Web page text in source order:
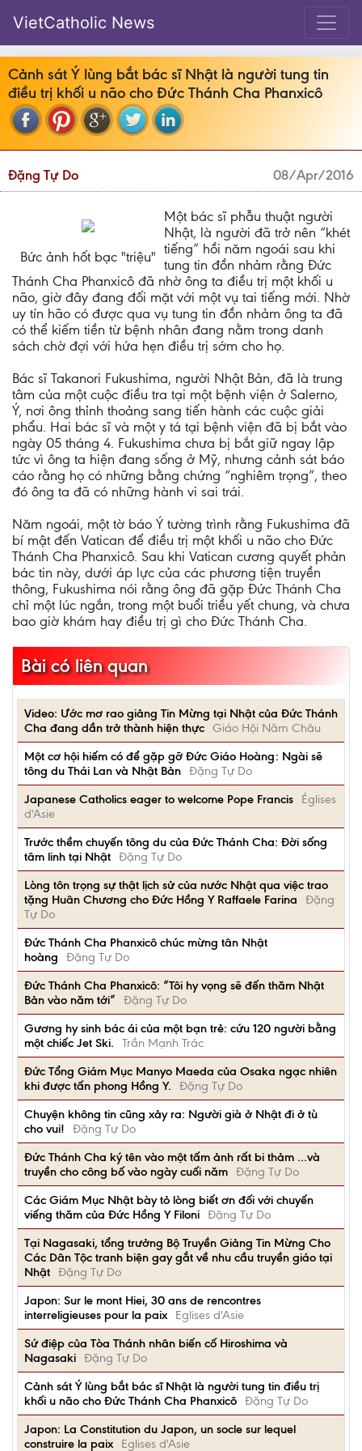
VietCatholic News
Cảnh sát Ý lùng bắt bác sĩ Nhật là người tung tin
điều trị khối u não cho Đức Thánh Cha Phanxicô
Đặng Tự Do 08/Apr/2016
Bức ảnh hốt bạc "triệu"
Một bác sĩ phẫu thuật người
Nhật, là người đã trở nên “khét
tiếng” hồi năm ngoái sau khi
tung tin đồn nhảm rằng Đức
Thánh Cha Phanxicô đã nhờ ông ta điều trị một khối u
não, giờ đây đang đối mặt với một vụ tai tiếng mới. Nhờ
uy tín hão có được qua vụ tung tin đồn nhảm ông ta đã
có thể kiếm tiền từ bệnh nhân đang nằm trong danh
sách chờ đợi với hứa hẹn điều trị sớm cho họ.
Bác sĩ Takanori Fukushima, người Nhật Bản, đã là trung
tâm của một cuộc điều tra tại một bệnh viện ở Salerno,
Ý, nơi ông thỉnh thoảng sang tiến hành các cuộc giải
phẩu. Hai bác sĩ và một y tá tại bệnh viện đã bị bắt vào
ngày 05 tháng 4. Fukushima chưa bị bắt giữ ngay lập
tức vì ông ta hiện đang sống ở Mỹ, nhưng cảnh sát báo
cáo rằng họ có những bằng chứng “nghiêm trọng”, theo
đó ông ta đã có những hành vi sai trái.
Năm ngoái, một tờ báo Ý tường trình rằng Fukushima đã
bí mật đến Vatican để điều trị một khối u não cho Đức
Thánh Cha Phanxicô. Sau khi Vatican cương quyết phản
bác tin này, dưới áp lực của các phương tiện truyền
thông, Fukushima nói rằng ông đã gặp Đức Thánh Cha
chỉ một lúc ngắn, trong một buổi triều yết chung, và chưa
bao giờ khám hay điều trị gì cho Đức Thánh Cha.
Bài có liên quan
Video: Ước mơ rao giảng Tin Mừng tại Nhật của Đức Thánh
Cha đang dần trở thành hiện thực Giáo Hội Năm Châu
Một cơ hội hiếm có để gặp gỡ Đức Giáo Hoàng: Ngài sẽ
tông du Thái Lan và Nhật Bản Đặng Tự Do
Japanese Catholics eager to welcome Pope Francis
Églises
d'Asie
Trước thềm chuyến tông du của Đức Thánh Cha: Đời sống
tâm linh tại Nhật Đặng Tự Do
Lòng tôn trọng sự thật lịch sử của nước Nhật qua việc trao
tặng Huân Chương cho Đức Hồng Y Raffaele Farina
Đặng
Tự Do
Đức Thánh Cha Phanxicô chúc mừng tân Nhật
hoàng
Đặng Tự Do
Đức Thánh Cha Phanxicô: “Tôi hy vọng sẽ đến thăm Nhật
Bản vào năm tới”
Đặng Tự Do
Gương hy sinh bác ái của một bạn trẻ: cứu 120 người bằng
một chiếc Jet Ski.
Trần Mạnh Trác
Đức Tổng Giám Mục Manyo Maeda của Osaka ngạc nhiên
khi được tấn phong Hồng Y.
Đặng Tự Do
Chuyện không tin cũng xảy ra: Người già ở Nhật đi ở tù
cho vui!
Đặng Tự Do
Đức Thánh Cha ký tên vào một tấm ảnh rất bi thảm …và
truyền cho công bố vào ngày cuối năm Đặng Tự Do
Các Giám Mục Nhật bày tỏ lòng biết ơn đối với chuyến
viếng thăm của Đức Hồng Y Filoni Đặng Tự Do
Tại Nagasaki, tổng trưởng Bộ Truyền Giảng Tin Mừng Cho
Các Dân Tộc tranh biện gay gắt về nhu cầu truyền giáo tại
Nhật Đặng Tự Do
Japon: Sur le mont Hiei, 30 ans de rencontres
interreligieuses pour la paix
Eglises d'Asie
Sứ điệp của Tòa Thánh nhân biến cố Hiroshima và
Nagasaki Đặng Tự Do
Cảnh sát Ý lùng bắt bác sĩ Nhật là người tung tin điều trị
khối u não cho Đức Thánh Cha Phanxicô Đặng Tự Do
Japon: La Constitution du Japon, un socle sur lequel
construire la paix
Eglises d'Asie